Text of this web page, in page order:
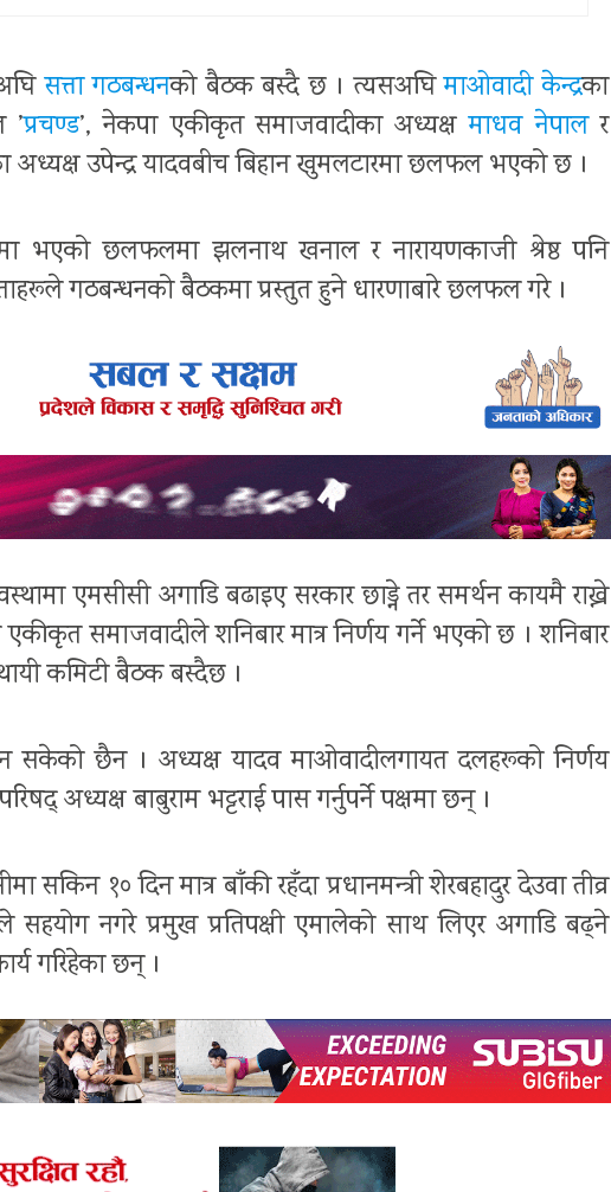
सत्ता गठबन्धनको बैठक बस्दै छ । त्यसअघिमाओवादी केन्द्रका
’प्रचण्ड’, नेकपा एकीकृत समाजवादीका अध्यक्ष माधव नेपाल र
अध्यक्ष उपेन्द्र यादवबीच बिहान खुमलटारमा छलफल भएको छ ।
भएको छलफलमा झलनाथ खनाल र नारायणकाजी श्रेष्ठ पनि
गठबन्धनको बैठकमा प्रस्तुत हुने धारणाबारे छलफल गरे ।
एमसीसी अगाडि बढाइए सरकार छाड्ने तर समर्थन कायमै राख्ने
समाजवादीले शनिबार मात्र निर्णय गर्ने भएको छ । शनिबार
कमिटी बैठक बस्दैछ ।
सकेको छैन । अध्यक्ष यादव माओवादीलगायत दलहरूको निर्णय
अध्यक्ष बाबुराम भट्टराई पास गर्नुपर्ने पक्षमा छन् ।
सकिन १० दिन मात्र बाँकी रहँदा प्रधानमन्त्री शेरबहादुर देउवा तीव्र
नगरे प्रमुख प्रतिपक्षी एमालेको साथ लिएर अगाडि बढ्ने
गरिहेका छन् ।